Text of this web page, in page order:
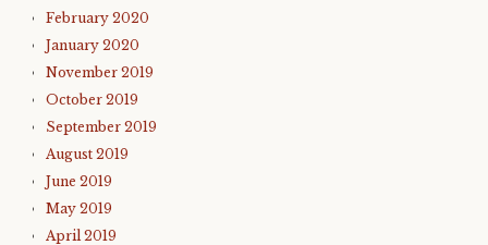
February 2020
January 2020
November 2019
October 2019
September 2019
August 2019
June 2019
May 2019
April 2019